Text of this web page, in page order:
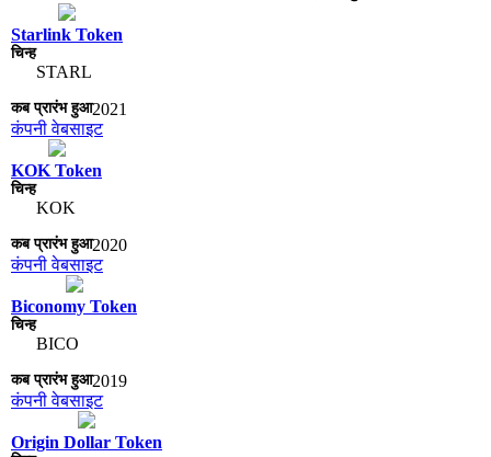
Starlink Token
STARL
2021
कंपनी वेबसाइट
KOK Token
KOK
2020
कंपनी वेबसाइट
Biconomy Token
BICO
2019
कंपनी वेबसाइट
Origin Dollar Token